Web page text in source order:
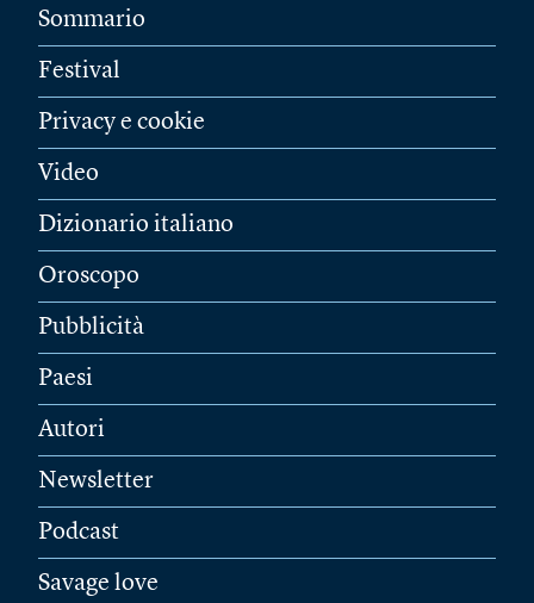
Sommario
Festival
Privacy e cookie
Video
Dizionario italiano
Oroscopo
Pubblicità
Paesi
Autori
Newsletter
Podcast
Savage love